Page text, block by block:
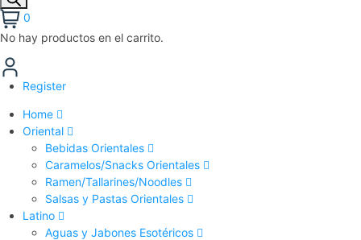
0
No hay productos en el carrito.
Register
Home
Oriental
Bebidas Orientales
Caramelos/Snacks Orientales
Ramen/Tallarines/Noodles
Salsas y Pastas Orientales
Latino
Aguas y Jabones Esotéricos